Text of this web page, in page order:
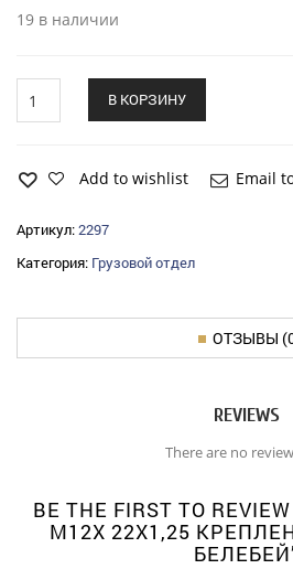
19 в наличии
ГАЗ-3302
крепления
Белебей
quantity
В КОРЗИНУ
Add to wishlist Email
Артикул:2297
Категория: Грузовой отдел
ОТЗЫВЫ
REVIEWS
There are no
BE THE FIRST TO
М12Х 22Х1,25